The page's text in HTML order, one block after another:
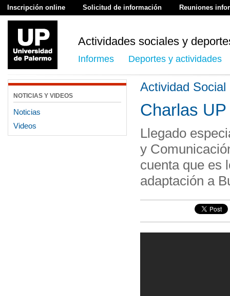
Inscripción online Solicitud de información Reuniones
Actividades sociales y
Informes Deportes y actividades
NOTICIAS Y VIDEOS
Noticias
Videos
Actividad Social
Charlas UP
Llegado
y
cuenta que es
adaptación a